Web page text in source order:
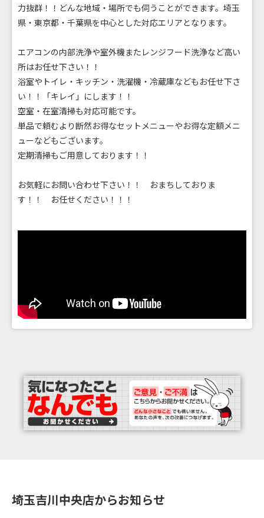
力抜群！！どんな地域・場所でも伺うことができます。埼玉
県・東京都・千葉県を中心とした対応エリアとなります。
エアコンの内部洗浄や室外機またレンジフード洗浄など高い
所はお任せ下さい！！
浴室やトイレ・キッチン・洗濯機・冷蔵庫などもお任せ下さ
い！！「キレイ」にします！！
空室・在室清掃も対応可能です。
単品で頼むより断然お得なセットメニューやお得な定額メニ
ューなどもございます。
定期清掃もご用意しております！！
お気軽にお問い合わせ下さい！！ おまちしておりま
す！！ お任せください！！！
埼玉吉川中央店からお知らせ